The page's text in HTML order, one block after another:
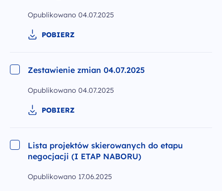
Opublikowano 04.07.2025
POBIERZ
Zestawienie zmian 04.07.2025
Opublikowano 04.07.2025
POBIERZ
Lista projektów skierowanych do etapu
negocjacji (I ETAP NABORU)
Opublikowano 17.06.2025